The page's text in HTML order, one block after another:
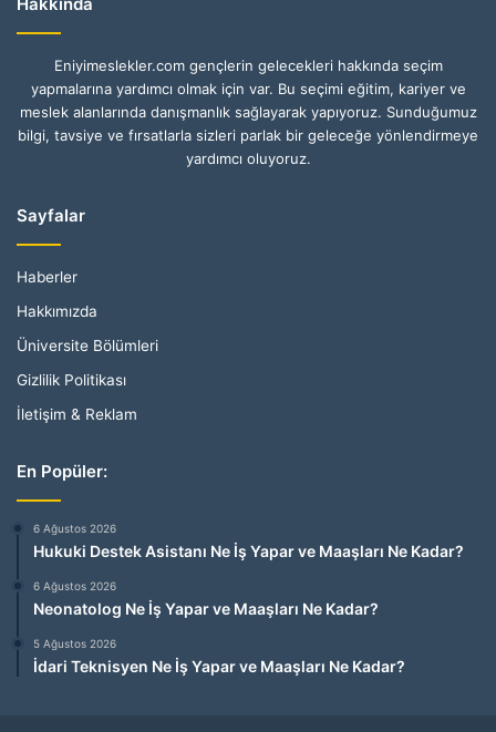
Eniyimeslekler.com gençlerin gelecekleri hakkında seçim
yapmalarına yardımcı olmak için var. Bu seçimi eğitim, kariyer ve
meslek alanlarında danışmanlık sağlayarak yapıyoruz. Sunduğumuz
bilgi, tavsiye ve fırsatlarla sizleri parlak bir geleceğe yönlendirmeye
yardımcı oluyoruz.
Sayfalar
Haberler
Hakkımızda
Üniversite Bölümleri
Gizlilik Politikası
İletişim & Reklam
En Popüler:
6 Ağustos 2026
Hukuki Destek Asistanı Ne İş Yapar ve Maaşları Ne Kadar?
6 Ağustos 2026
Neonatolog Ne İş Yapar ve Maaşları Ne Kadar?
5 Ağustos 2026
İdari Teknisyen Ne İş Yapar ve Maaşları Ne Kadar?